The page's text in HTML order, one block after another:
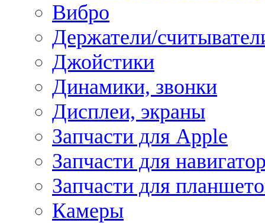
Вибро
Держатели/
Джойстики
Динамики, звонки
Дисплеи, экраны
Запчасти для Apple
Запчасти для
Запчасти для
Камеры